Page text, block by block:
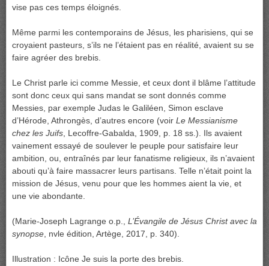
vise pas ces temps éloignés.
Même parmi les contemporains de Jésus, les pharisiens, qui se
croyaient pasteurs, s’ils ne l’étaient pas en réalité, avaient su se
faire agréer des brebis.
Le Christ parle ici comme Messie, et ceux dont il blâme l’attitude
sont donc ceux qui sans mandat se sont donnés comme
Messies, par exemple Judas le Galiléen, Simon esclave
d’Hérode, Athrongès, d’autres encore (voir Le Messianisme
chez les Juifs , Lecoffre-Gabalda, 1909, p. 18 ss.). Ils avaient
vainement essayé de soulever le peuple pour satisfaire leur
ambition, ou, entraînés par leur fanatisme religieux, ils n’avaient
abouti qu’à faire massacrer leurs partisans. Telle n’était point la
mission de Jésus, venu pour que les hommes aient la vie, et
une vie abondante.
(Marie-Joseph Lagrange o.p., L’Évangile de Jésus Christ avec la
synopse , nvle édition, Artège, 2017, p. 340).
Illustration : Icône Je suis la porte des brebis.